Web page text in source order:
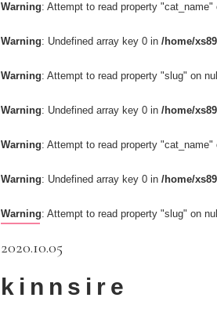
Warning: Attempt to read property "cat_name"
Warning: Undefined array key 0 in /home/
Warning: Attempt to read property "slug" on
Warning: Undefined array key 0 in /home/
Warning: Attempt to read property "cat_name"
Warning: Undefined array key 0 in /home/
Warning: Attempt to read property "slug" on
2020.10.05
kinnsire